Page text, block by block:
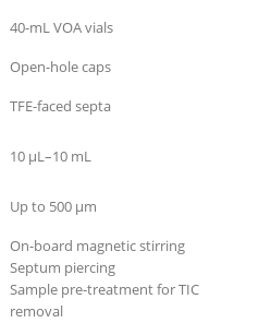
40-mL VOA vials
Open-hole caps
TFE-faced septa
10 μL–10 mL
Up to 500 μm
On-board magnetic stirring
Septum piercing
Sample pre-treatment for TIC
removal